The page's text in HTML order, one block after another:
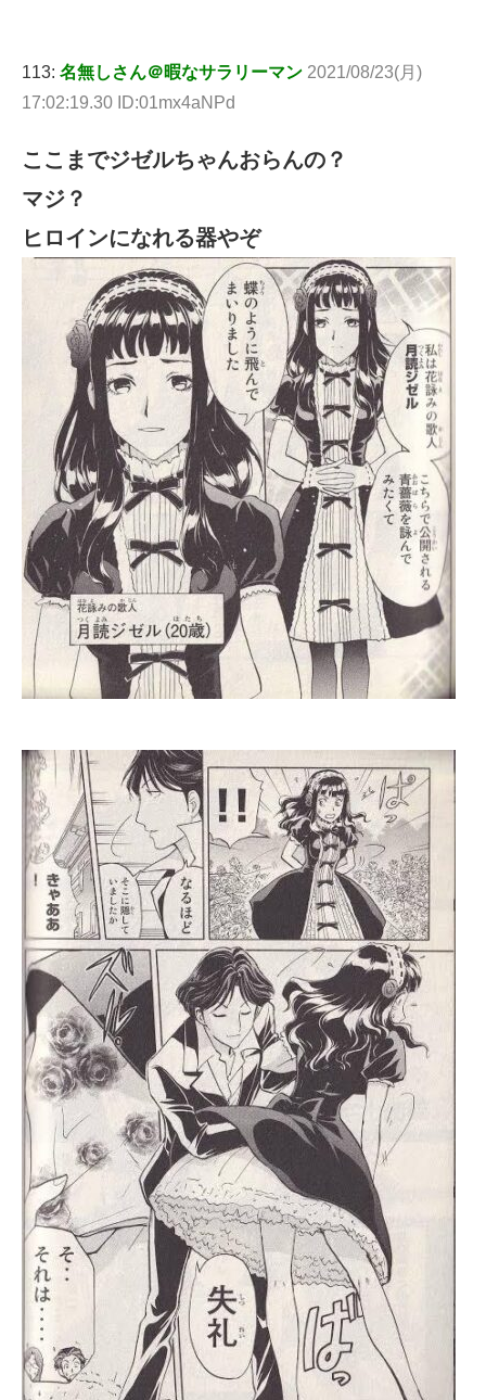
113: 名無しさん＠暇なサラリーマン 2021/08/23(月)
17:02:19.30 ID:01mx4aNPd
ここまでジゼルちゃんおらんの？
マジ？
ヒロインになれる器やぞ